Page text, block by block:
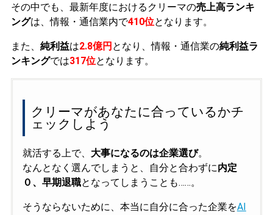
その中でも、最新年度におけるクリーマの売上高ランキ
ングは、情報・通信業内で410位となります。
また、 純利益は2.8億円 となり、情報・通信業の純利益ラ
ンキングでは317位となります。
クリーマがあなたに合っているかチ
ェックしよう
就活する上で、 大事になるのは企業選び。
なんとなく選んでしまうと、自分と合わずに内定
０、早期退職となってしまうことも……。
そうならないために、本当に自分に合った企業をAI